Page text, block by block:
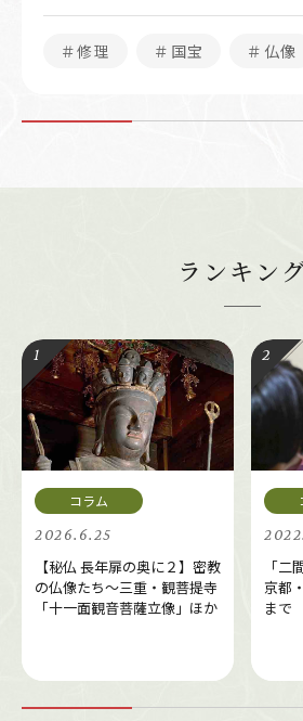
＃修理 ＃国宝 ＃仏像
ランキン
2026.6.25
【秘仏 長年扉の奥に２】密教
の仏像たち～三重・観菩提寺
「十一面観音菩薩立像」ほか
「
京都
まで